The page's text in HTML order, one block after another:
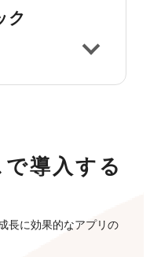
ク
導入する
長に効果的なアプリの